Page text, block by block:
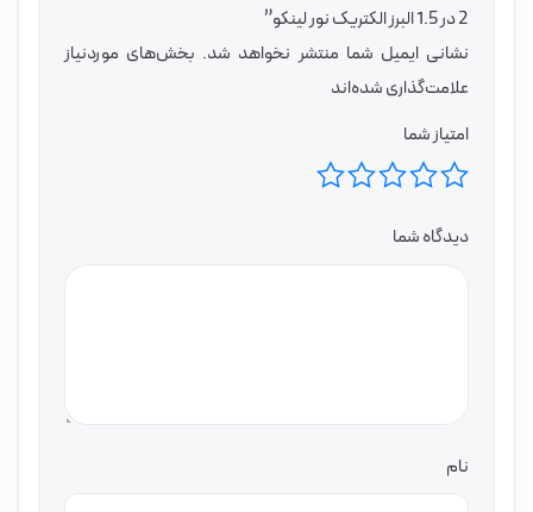
2 در 1.5 البرز الکتریک نور لینکو”
نشانی ایمیل شما منتشر نخواهد شد. بخش‌های موردنیاز
علامت‌گذاری شده‌اند
امتیاز شما
دیدگاه شما
نام